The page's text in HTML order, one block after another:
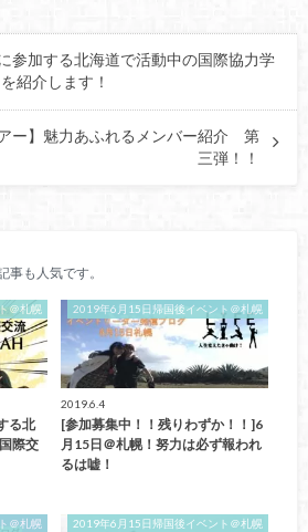
参加する北海道で活動中の国際協力学
紹介します！
アー】魅力あふれるメンバー紹介 第
三弾！！
事も人気です。
＠札幌
る北
際交
2019年6月15日帰国後イベント＠札幌
2019.6.4
[参加募集中！！残りわずか！！]6
月15日＠札幌！努力は必ず報われ
るは嘘！
＠札幌 2019年6月15日帰国後イベント＠札幌